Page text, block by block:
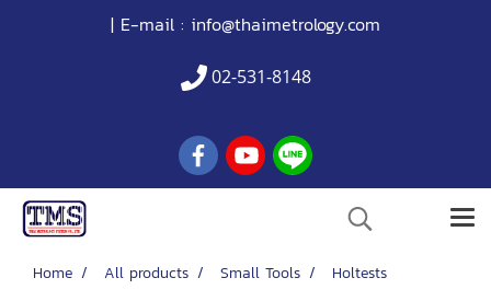
| E-mail : info@thaimetrology.com
02-531-8148
Home All products Small Tools Holtests